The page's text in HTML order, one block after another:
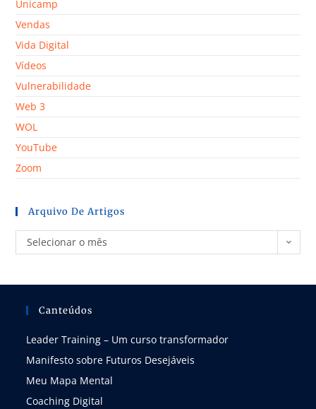
Unicamp
Vendas
Vida Digital
Vídeos
Vulnerabilidade
Web 3
WOL
YouTube
Zoom
Arquivo De Artigos
Selecionar o mês
Canteúdos
Leader Training – Um curso transformador
Manifesto sobre Futuros Desejáveis
Meu Mapa Mental
Coaching Digital